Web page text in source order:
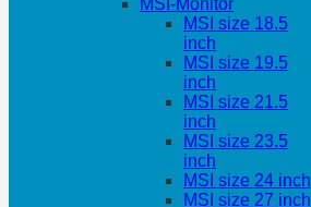
MSI-Monitor
MSI size 18.5
inch
MSI size 19.5
inch
MSI size 21.5
inch
MSI size 23.5
inch
MSI size 24 inch
MSI size 27 inch